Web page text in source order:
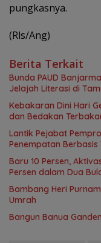
pungkasnya.
(Rls/Ang)
Berita Terkait
Bunda PAUD
Jelajah Literasi di
Kebakaran Dini Hari
dan Bedakan
Lantik Pejabat
Penempatan Berbasis
Baru 10 Persen,
Persen dalam Dua
Bambang Heri
Umrah
Bangun Banua